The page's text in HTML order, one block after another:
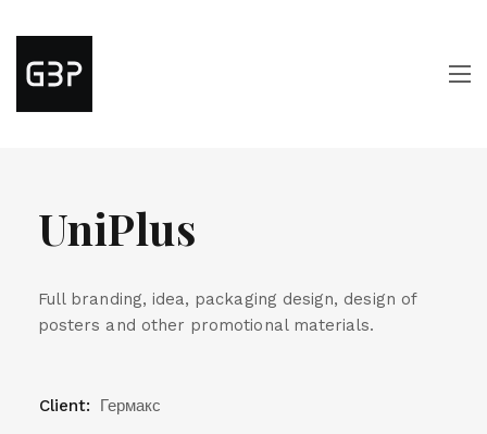
UniPlus
Full branding, idea, packaging design, design of
posters and other promotional materials.
Client: Гермакс